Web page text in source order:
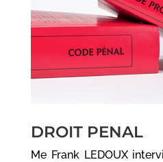
DROIT PENAL
Me Frank LEDOUX